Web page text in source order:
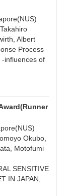
Albert
Process
-influences of
Okubo,
Motofumi
SENSITIVE
IN JAPAN,